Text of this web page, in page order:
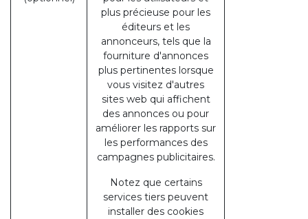
plus précieuse pour les
éditeurs et les
annonceurs, tels que la
fourniture d'annonces
plus pertinentes lorsque
vous visitez d'autres
sites web qui affichent
des annonces ou pour
améliorer les rapports sur
les performances des
campagnes publicitaires.
Notez que certains
services tiers peuvent
installer des cookies